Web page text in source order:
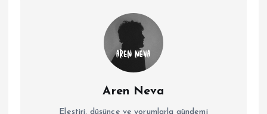
Aren Neva
Eleştiri, düşünce ve yorumlarla gündemi